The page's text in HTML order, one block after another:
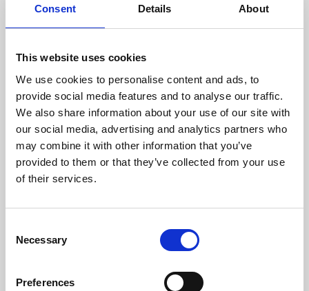
Consent Details About
This website uses cookies
We use cookies to personalise content and ads, to
provide social media features and to analyse our traffic.
We also share information about your use of our site with
our social media, advertising and analytics partners who
may combine it with other information that you’ve
provided to them or that they’ve collected from your use
of their services.
Selection
Necessary
Preferences
Comprimento Máximo Lenha (mm)
Temperatura Máxima de Gases (ºC)
Depressão necessária na chaminé (pa)
Rendimento
CLASSE DE EFICIÊNCIA